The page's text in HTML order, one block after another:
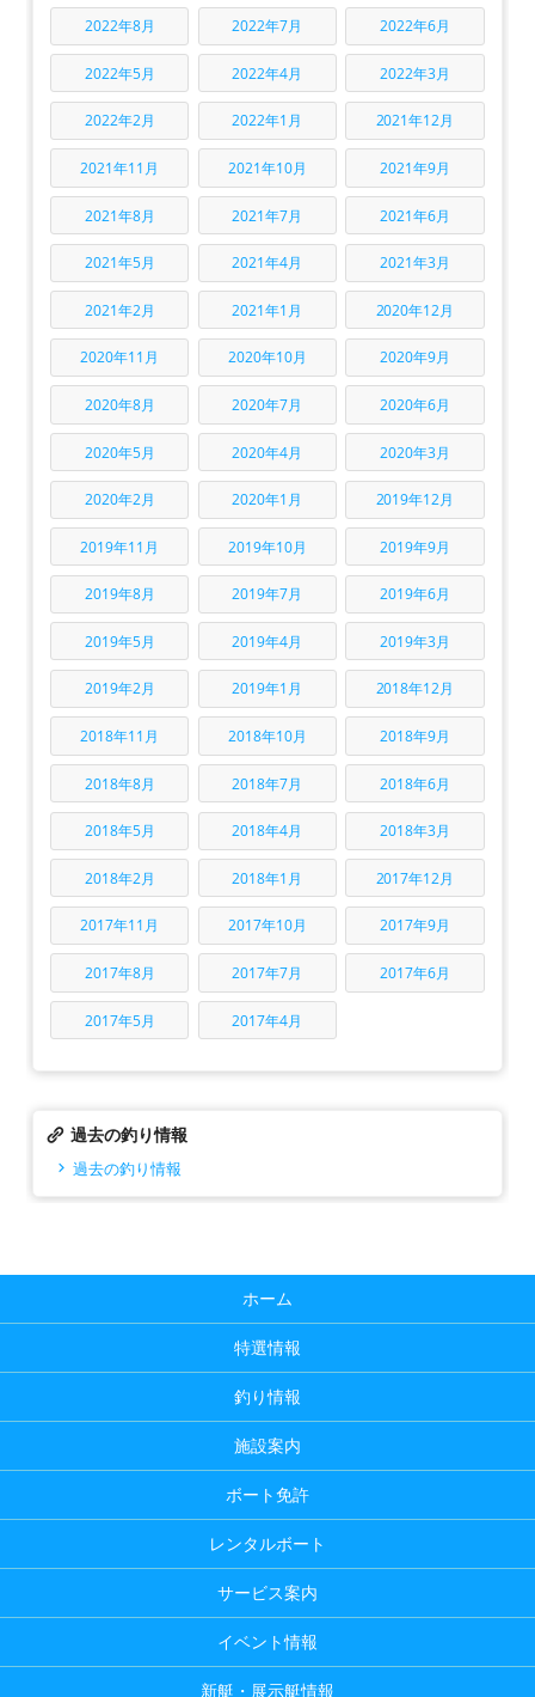
2022年8月 2022年7月 2022年6月
2022年5月 2022年4月 2022年3月
2022年2月 2022年1月 2021年12月
2021年11月 2021年10月 2021年9月
2021年8月 2021年7月 2021年6月
2021年5月 2021年4月 2021年3月
2021年2月 2021年1月 2020年12月
2020年11月 2020年10月 2020年9月
2020年8月 2020年7月 2020年6月
2020年5月 2020年4月 2020年3月
2020年2月 2020年1月 2019年12月
2019年11月 2019年10月 2019年9月
2019年8月 2019年7月 2019年6月
2019年5月 2019年4月 2019年3月
2019年2月 2019年1月 2018年12月
2018年11月 2018年10月 2018年9月
2018年8月 2018年7月 2018年6月
2018年5月 2018年4月 2018年3月
2018年2月 2018年1月 2017年12月
2017年11月 2017年10月 2017年9月
2017年8月 2017年7月 2017年6月
2017年5月 2017年4月
過去の釣り情報
過去の釣り情報
ホーム
特選情報
釣り情報
施設案内
ボート免許
レンタルボート
サービス案内
イベント情報
新艇・展示艇情報